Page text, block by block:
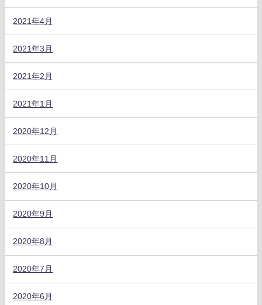
2021年4月
2021年3月
2021年2月
2021年1月
2020年12月
2020年11月
2020年10月
2020年9月
2020年8月
2020年7月
2020年6月